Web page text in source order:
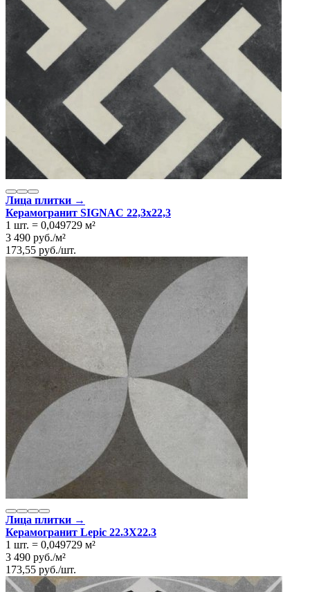
Лица плитки →
Керамогранит SIGNAC 22,3x22,3
1 шт. = 0,049729 м²
3 490 руб./м²
173,55 руб./шт.
Лица плитки →
Керамогранит Lepic 22.3Х22.3
1 шт. = 0,049729 м²
3 490 руб./м²
173,55 руб./шт.